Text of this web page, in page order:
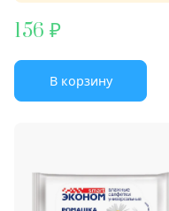
156
В корзину